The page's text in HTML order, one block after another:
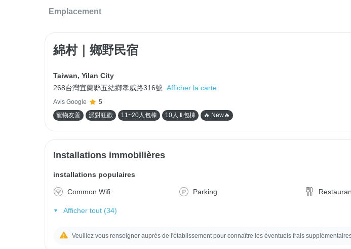
Emplacement
綿村｜鄉野民宿
Taiwan, Yilan City
268台灣宜蘭縣五結鄉孝威路316號 Afficher la carte
Avis Google
5
寵物友善
派對狂歡 11~20人包棟 10人⬇包棟 🔥 New🔥
Installations immobilières
installations populaires
Common Wifi Parking
Afficher tout (34)
Veuillez vous renseigner auprès de l'établissement pour connaître les éventuels frais